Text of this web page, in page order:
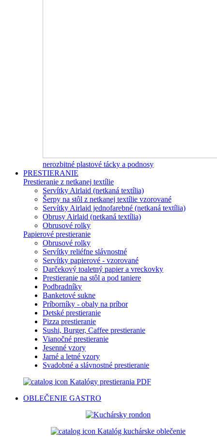
nerozbitné plastové tácky a podnosy
PRESTIERANIE
Prestieranie z netkanej textílie
Servítky Airlaid (netkaná textília)
Šerpy na stôl z netkanej textílie vzorované
Servítky Airlaid jednofarebné (netkaná textília)
Obrusy Airlaid (netkaná textília)
Obrusové rolky
Papierové prestieranie
Obrusové rolky
Servítky reliéfne slávnostné
Servítky papierové - vzorované
Darčekový toaletný papier a vreckovky
Prestieranie na stôl a pod taniere
Podbradníky
Banketové sukne
Príborníky - obaly na príbor
Detské prestieranie
Pizza prestieranie
Sushi, Burger, Caffee prestieranie
Vianočné prestieranie
Jesenné vzory
Jarné a letné vzory
Svadobné a slávnostné prestieranie
Katalógy prestierania PDF
OBLEČENIE GASTRO
Katalóg kuchárske oblečenie